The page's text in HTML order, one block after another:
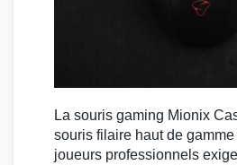
La souris gaming Mionix
souris filaire haut de
joueurs professionnels